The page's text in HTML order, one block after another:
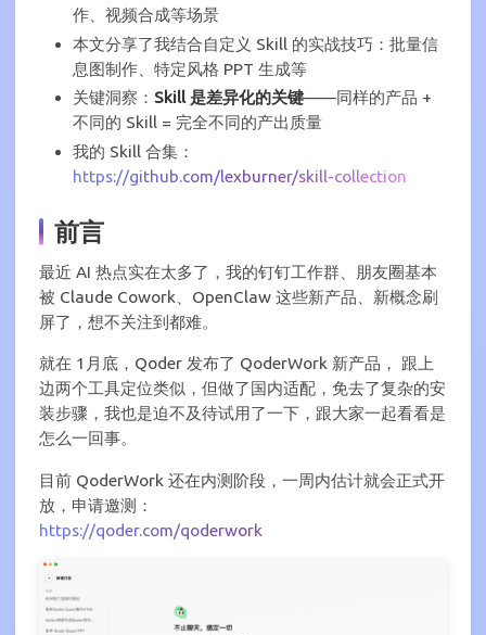
作、视频合成等场景
本文分享了我结合自定义 Skill 的实战技巧：批量信
息图制作、特定风格 PPT 生成等
关键洞察： Skill 是差异化的关键——同样的产品 +
不同的 Skill = 完全不同的产出质量
我的 Skill 合集：
https://github.com/lexburner/skill-collection
前言
最近 AI 热点实在太多了，我的钉钉工作群、朋友圈基本
被 Claude Cowork、OpenClaw 这些新产品、新概念刷
屏了，想不关注到都难。
就在 1月底，Qoder 发布了 QoderWork 新产品， 跟上
边两个工具定位类似，但做了国内适配，免去了复杂的安
装步骤，我也是迫不及待试用了一下，跟大家一起看看是
怎么一回事。
目前 QoderWork 还在内测阶段，一周内估计就会正式开
放，申请邀测：
https://qoder.com/qoderwork